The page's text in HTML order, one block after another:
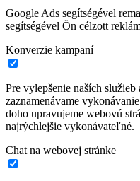
Google Ads segítségével
segítségével Ön célzott
Konverzie kampaní
Pre vylepšenie naších
zaznamenávame
doho upravujeme webovú
najrýchlejšie vykonávateľné.
Chat na webovej stránke